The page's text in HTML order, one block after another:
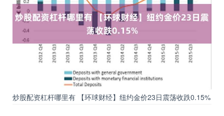
炒股配资杠杆哪里有 【环球财经】纽约金价23日震荡收跌0.15%